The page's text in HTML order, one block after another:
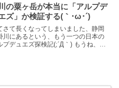
。269W、4倍以下の底辺実力を受け
なければなりますまい。あぁもぅ、
の設定直さなきゃ！
の粟ヶ岳が本当に「アルプデ
ズ」か検証する(｀･ω･´)
さて長くなってしまいました、静岡
川にあるという、もう一つの日本の
プデュエズ探検記(;´Д｀) もうね、ほ